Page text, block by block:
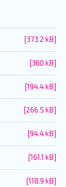
[373.2 kB]
[360 kB]
[194.4 kB]
[266.5 kB]
[94.4 kB]
[161.1 kB]
[118.9 kB]